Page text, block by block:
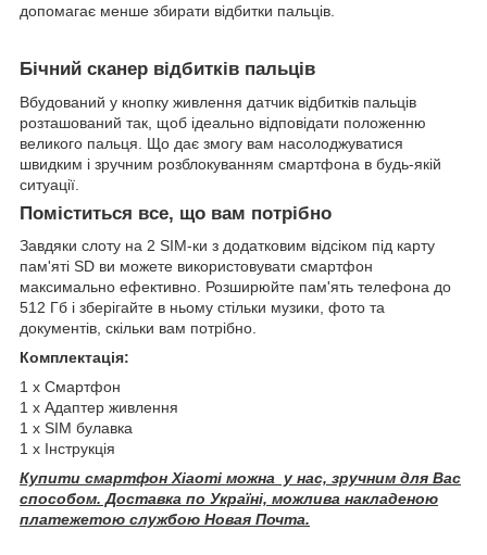
допомагає менше збирати відбитки пальців.
Бічний сканер відбитків пальців
Вбудований у кнопку живлення датчик відбитків пальців
розташований так, щоб ідеально відповідати положенню
великого пальця. Що дає змогу вам насолоджуватися
швидким і зручним розблокуванням смартфона в будь-якій
ситуації.
Поміститься все, що вам потрібно
Завдяки слоту на 2 SIM-ки з додатковим відсіком під карту
пам'яті SD ви можете використовувати смартфон
максимально ефективно. Розширюйте пам'ять телефона до
512 Гб і зберігайте в ньому стільки музики, фото та
документів, скільки вам потрібно.
Комплектація:
1 x Смартфон
1 x Адаптер живлення
1 x SIM булавка
1 x Інструкція
Купити смартфон Xiaomi можна у нас, зручним для Вас
способом. Доставка по Україні, можлива накладеною
платежетою службою Новая Почта.